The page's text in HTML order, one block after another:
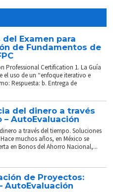
Examen para
de Fundamentos de
Professional Certification 1. La Guía
el uso de un “enfoque iterativo e
Respuesta: b. Entrega de
del dinero a través
– AutoEvaluación
a través del tiempo. Soluciones
muchos años, en México se
en Bonos del Ahorro Nacional,...
de Proyectos:
AutoEvaluación